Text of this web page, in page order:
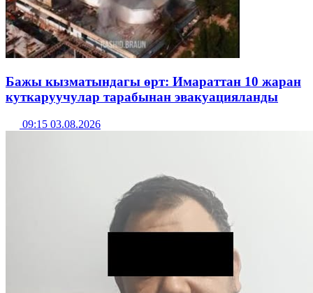
Бажы кызматындагы өрт: Имараттан 10 жаран
куткаруучулар тарабынан эвакуацияланды
09:15 03.08.2026